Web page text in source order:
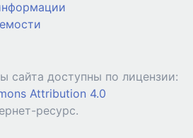
сайта доступны по лицензии:
Attribution 4.0
ресурс.